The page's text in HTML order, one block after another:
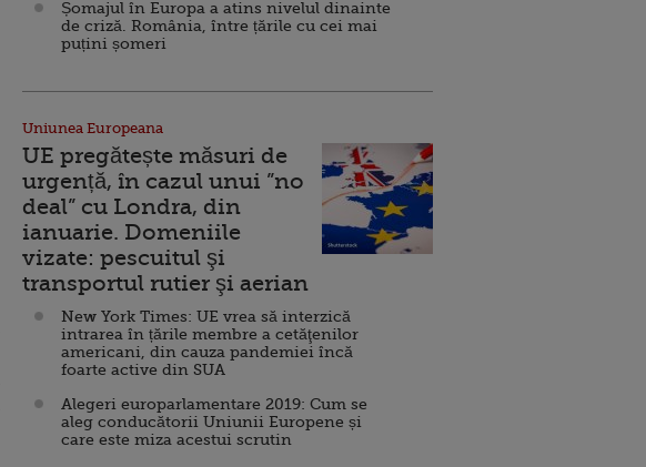
Șomajul în Europa a atins nivelul dinainte
de criză. România, între țările cu cei mai
puțini șomeri
Uniunea Europeana
UE pregătește măsuri de
urgență, în cazul unui ”no
deal” cu Londra, din
ianuarie. Domeniile
vizate: pescuitul şi
transportul rutier şi aerian
New York Times: UE vrea să interzică
intrarea în țările membre a cetăţenilor
americani, din cauza pandemiei încă
foarte active din SUA
Alegeri europarlamentare 2019: Cum se
aleg conducătorii Uniunii Europene și
care este miza acestui scrutin